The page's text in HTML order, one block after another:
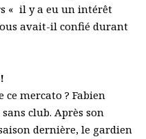
« il y a eu un intérêt
avait-il confié durant
ce mercato ? Fabien
club. Après son
dernière, le gardien